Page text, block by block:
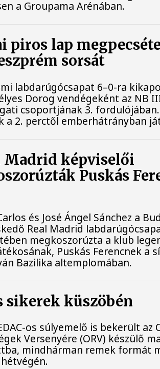
a Groupama Arénában.
piros lap
sorsát
labdarúgócsapat 6–0-ra
Dorog vendégeként az NB
csoportjának 3.
a 2. perctől emberhátrányban
Madrid képviselői
Puskás
és José Ángel Sánchez a
Real Madrid
megkoszorúzta a klub
Puskás Ferencnek a
Bazilika altemplomában.
sikerek küszöbén
os súlyemelő is bekerült az
Versenyére (ORV) készülő
mindhárman remek formát